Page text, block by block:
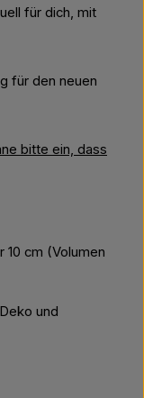
für dich, mit
für den neuen
bitte ein, dass
10 cm (Volumen
und